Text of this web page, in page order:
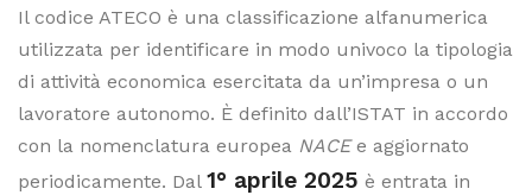
Il codice ATECO è una classificazione alfanumerica
utilizzata per identificare in modo univoco la tipologia
di attività economica esercitata da un’impresa o un
lavoratore autonomo. È definito dall’ISTAT in accordo
con la nomenclatura europea NACEe aggiornato
periodicamente. Dal 1° aprile 2025 è entrata in